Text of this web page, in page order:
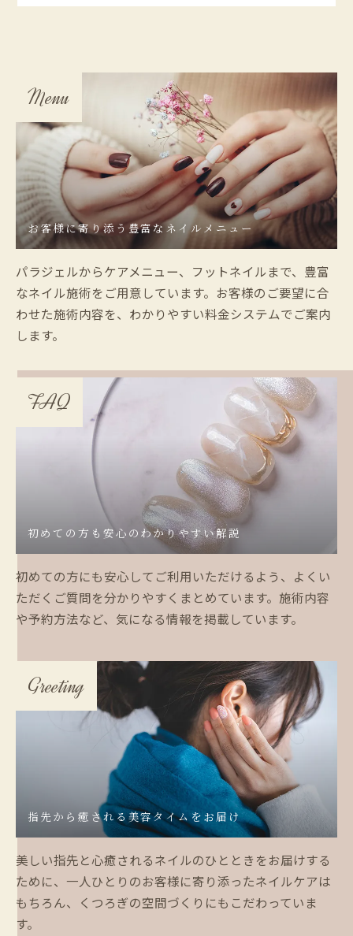
Menu
お客様に寄り添う豊富なネイルメニュー
パラジェルからケアメニュー、フットネイルまで、豊富
なネイル施術をご用意しています。お客様のご要望に合
わせた施術内容を、わかりやすい料金システムでご案内
します。
FAQ
初めての方も安心のわかりやすい解説
初めての方にも安心してご利用いただけるよう、よくい
ただくご質問を分かりやすくまとめています。施術内容
や予約方法など、気になる情報を掲載しています。
Greeting
指先から癒される美容タイムをお届け
美しい指先と心癒されるネイルのひとときをお届けする
ために、一人ひとりのお客様に寄り添ったネイルケアは
もちろん、くつろぎの空間づくりにもこだわっていま
す。